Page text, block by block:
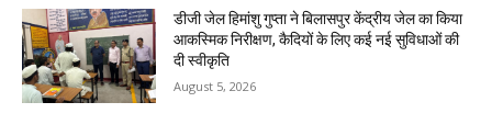
डीजी जेल हिमांशु गुप्ता ने बिलासपुर केंद्रीय जेल का किया
आकस्मिक निरीक्षण, कैदियों के लिए कई नई सुविधाओं की
दी स्वीकृति
August 5, 2026